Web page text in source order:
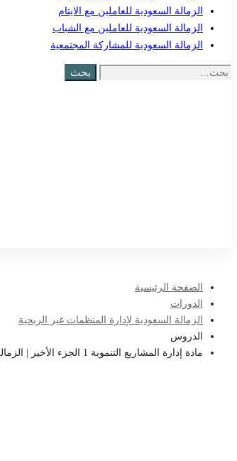
الزمالة السعودية للعاملين مع الايتام
الزمالة السعودية للعاملين مع الشباب
الزمالة السعودية للمشاركة المجتمعية
بحث
الصفحة الرئيسية
الدورات
الزمالة السعودية لإدارة المنظمات غير الربحية
الدروس
مادة إدارة المشاريع التنموية 1 الجزء الأخير | الزمالة السعودية لإدارة المنظمات غير الربحية